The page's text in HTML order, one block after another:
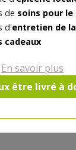
de soins pour le
d'entretien de
cadeaux
En savoir plus
être livré à
+
1